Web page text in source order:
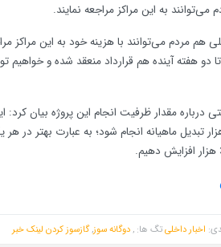
به این مراکز مراجعه نمایند.
هم مردم می‌توانند با هزینه خود به این
تا دو هفته آینده هم قرارداد منعقد شده و
درباره مقدار ظرفیت انجام این پروژه بیان
اخبار داخلیتگ ها: ,دوگانه سوز,گازسوز کردن لینک خبر